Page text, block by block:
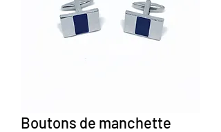
Boutons de manchette